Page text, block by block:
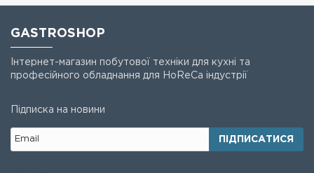
GASTROSHOP
Інтернет-магазин побутової техніки для кухні та
професійного обладнання для HoReCa індустрії
Підписка на новини
ПІДПИСАТИСЯ